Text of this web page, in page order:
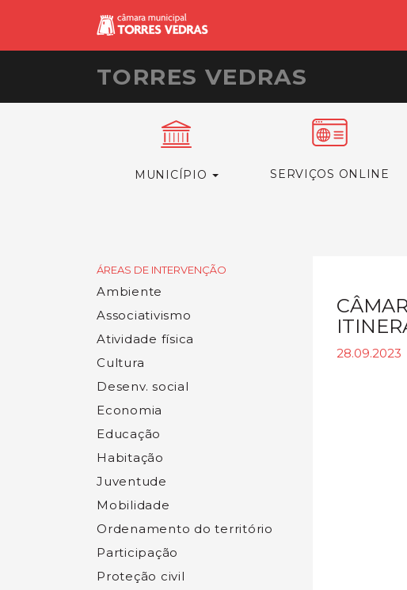
TORRES VEDRAS
MUNICÍPIO SERVIÇOS ONLINE
ÁREAS DE INTERVENÇÃO
Ambiente
Associativismo
Atividade física
Cultura
Desenv. social
Economia
Educação
Habitação
Juventude
Mobilidade
Ordenamento do território
Participação
Proteção civil
28.09.2023